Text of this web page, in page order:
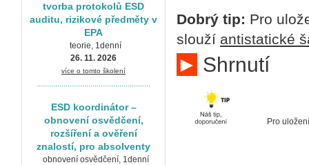
Dobrý tip: Pro
slouží antistatické
► Shrnutí
Pro
tvorba protokolů ESD
auditu, rizikové předměty v
EPA
teorie, 1denní
26. 11. 2026
více o tomto školení
.......................................................
ESD koordinátor –
obnovení osvědčení,
rozšíření a ověření
znalostí, pro absolventy
obnovení osvědčení, 1denní